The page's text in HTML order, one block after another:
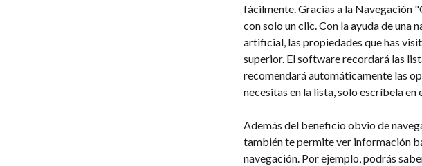
fácilmente. Gracias a la Navegación
con solo un clic. Con la ayuda de una
artificial, las propiedades que has
superior. El software recordará las
recomendará automáticamente las
necesitas en la lista, solo escríbela en
Además del beneficio obvio de
también te permite ver información
navegación. Por ejemplo, podrás